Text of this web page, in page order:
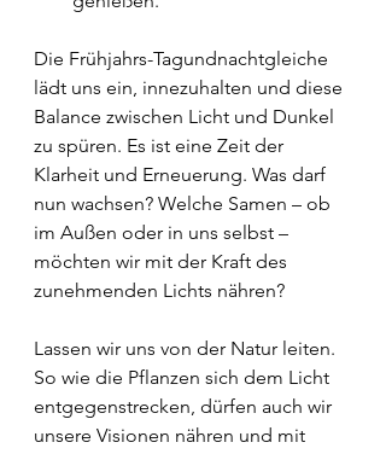
Die Frühjahrs-Tagundnachtgleiche
lädt uns ein, innezuhalten und diese
Balance zwischen Licht und Dunkel
zu spüren. Es ist eine Zeit der
Klarheit und Erneuerung. Was darf
nun wachsen? Welche Samen – ob
im Außen oder in uns selbst –
möchten wir mit der Kraft des
zunehmenden Lichts nähren?
Lassen wir uns von der Natur leiten.
So wie die Pflanzen sich dem Licht
entgegenstrecken, dürfen auch wir
unsere Visionen nähren und mit